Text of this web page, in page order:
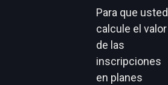
Para que usted
calcule el valor
de las
inscripciones
en planes